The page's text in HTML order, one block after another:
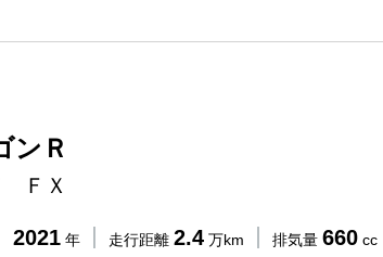
ンＲ
ＦＸ
2021 年 走行距離 2.4 万km 排気量 660 cc